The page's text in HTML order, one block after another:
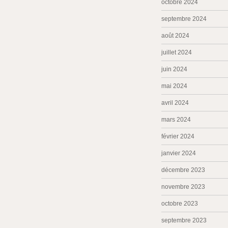
octobre 2024
septembre 2024
août 2024
juillet 2024
juin 2024
mai 2024
avril 2024
mars 2024
février 2024
janvier 2024
décembre 2023
novembre 2023
octobre 2023
septembre 2023